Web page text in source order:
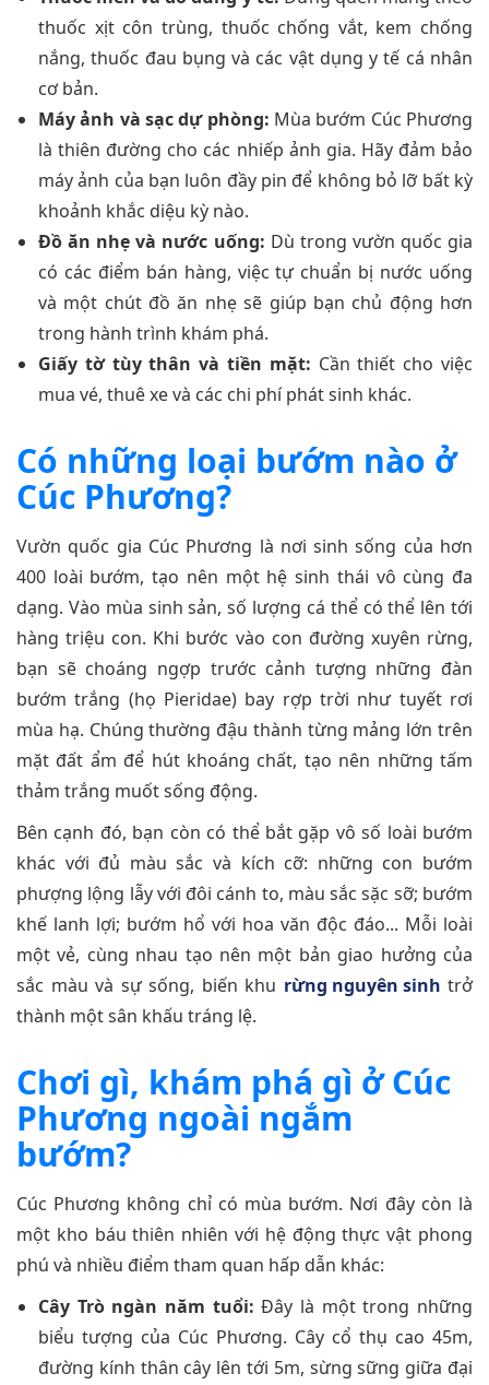
thuốc xịt côn trùng, thuốc chống vắt, kem chống
nắng, thuốc đau bụng và các vật dụng y tế cá nhân
cơ bản.
Máy ảnh và sạc dự phòng: Mùa bướm Cúc Phương
là thiên đường cho các nhiếp ảnh gia. Hãy đảm bảo
máy ảnh của bạn luôn đầy pin để không bỏ lỡ bất kỳ
khoảnh khắc diệu kỳ nào.
Đồ ăn nhẹ và nước uống: Dù trong vườn quốc gia
có các điểm bán hàng, việc tự chuẩn bị nước uống
và một chút đồ ăn nhẹ sẽ giúp bạn chủ động hơn
trong hành trình khám phá.
Giấy tờ tùy thân và tiền mặt: Cần thiết cho việc
mua vé, thuê xe và các chi phí phát sinh khác.
Có những loại bướm nào ở
Cúc Phương?
Vườn quốc gia Cúc Phương là nơi sinh sống của hơn
400 loài bướm, tạo nên một hệ sinh thái vô cùng đa
dạng. Vào mùa sinh sản, số lượng cá thể có thể lên tới
hàng triệu con. Khi bước vào con đường xuyên rừng,
bạn sẽ choáng ngợp trước cảnh tượng những đàn
bướm trắng (họ Pieridae) bay rợp trời như tuyết rơi
mùa hạ. Chúng thường đậu thành từng mảng lớn trên
mặt đất ẩm để hút khoáng chất, tạo nên những tấm
thảm trắng muốt sống động.
Bên cạnh đó, bạn còn có thể bắt gặp vô số loài bướm
khác với đủ màu sắc và kích cỡ: những con bướm
phượng lộng lẫy với đôi cánh to, màu sắc sặc sỡ; bướm
khế lanh lợi; bướm hổ với hoa văn độc đáo... Mỗi loài
một vẻ, cùng nhau tạo nên một bản giao hưởng của
sắc màu và sự sống, biến khu rừng nguyên sinh trở
thành một sân khấu tráng lệ.
Chơi gì, khám phá gì ở Cúc
Phương ngoài ngắm
bướm?
Cúc Phương không chỉ có mùa bướm. Nơi đây còn là
một kho báu thiên nhiên với hệ động thực vật phong
phú và nhiều điểm tham quan hấp dẫn khác:
Cây Trò ngàn năm tuổi: Đây là một trong những
biểu tượng của Cúc Phương. Cây cổ thụ cao 45m,
đường kính thân cây lên tới 5m, sừng sững giữa đại